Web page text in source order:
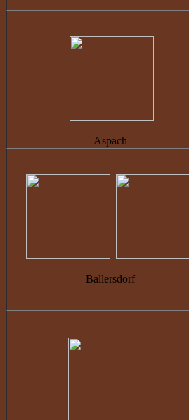
Aspach
Ballersdorf